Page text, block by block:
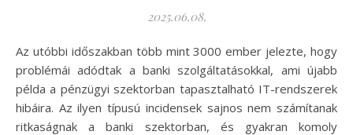
2025.06.08.
Az utóbbi időszakban több mint 3000 ember jelezte, hogy
problémái adódtak a banki szolgáltatásokkal, ami újabb
példa a pénzügyi szektorban tapasztalható IT-rendszerek
hibáira. Az ilyen típusú incidensek sajnos nem számítanak
ritkaságnak a banki szektorban, és gyakran komoly